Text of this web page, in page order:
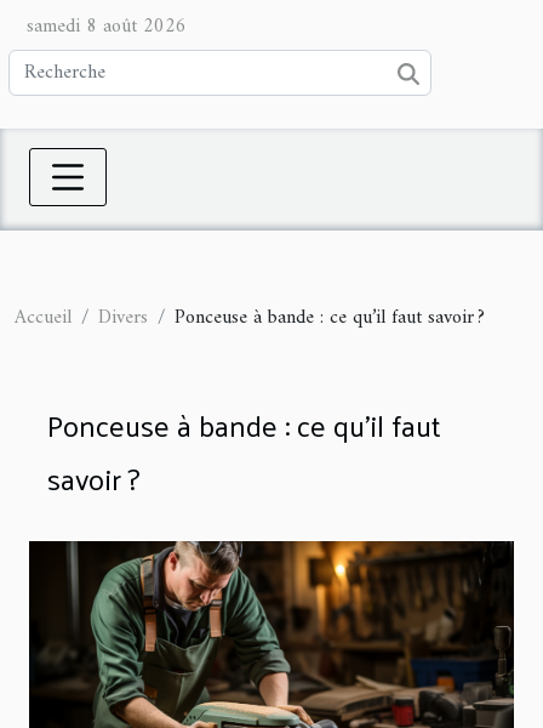
samedi 8 août 2026
Accueil Divers Ponceuse à bande : ce qu’il faut savoir ?
Ponceuse à bande : ce qu’il faut
savoir ?